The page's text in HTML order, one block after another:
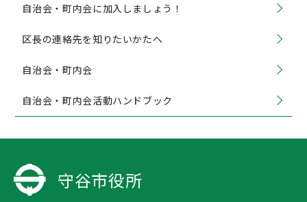
自治会・町内会に加入しましょう！
区長の連絡先を知りたいかたへ
自治会・町内会
自治会・町内会活動ハンドブック
守谷市役所